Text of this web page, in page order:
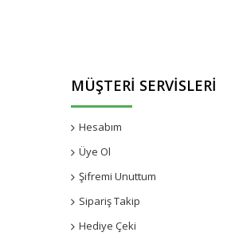
MÜŞTERI SERVISLERI
Hesabım
Üye Ol
Şifremi Unuttum
Sipariş Takip
Hediye Çeki